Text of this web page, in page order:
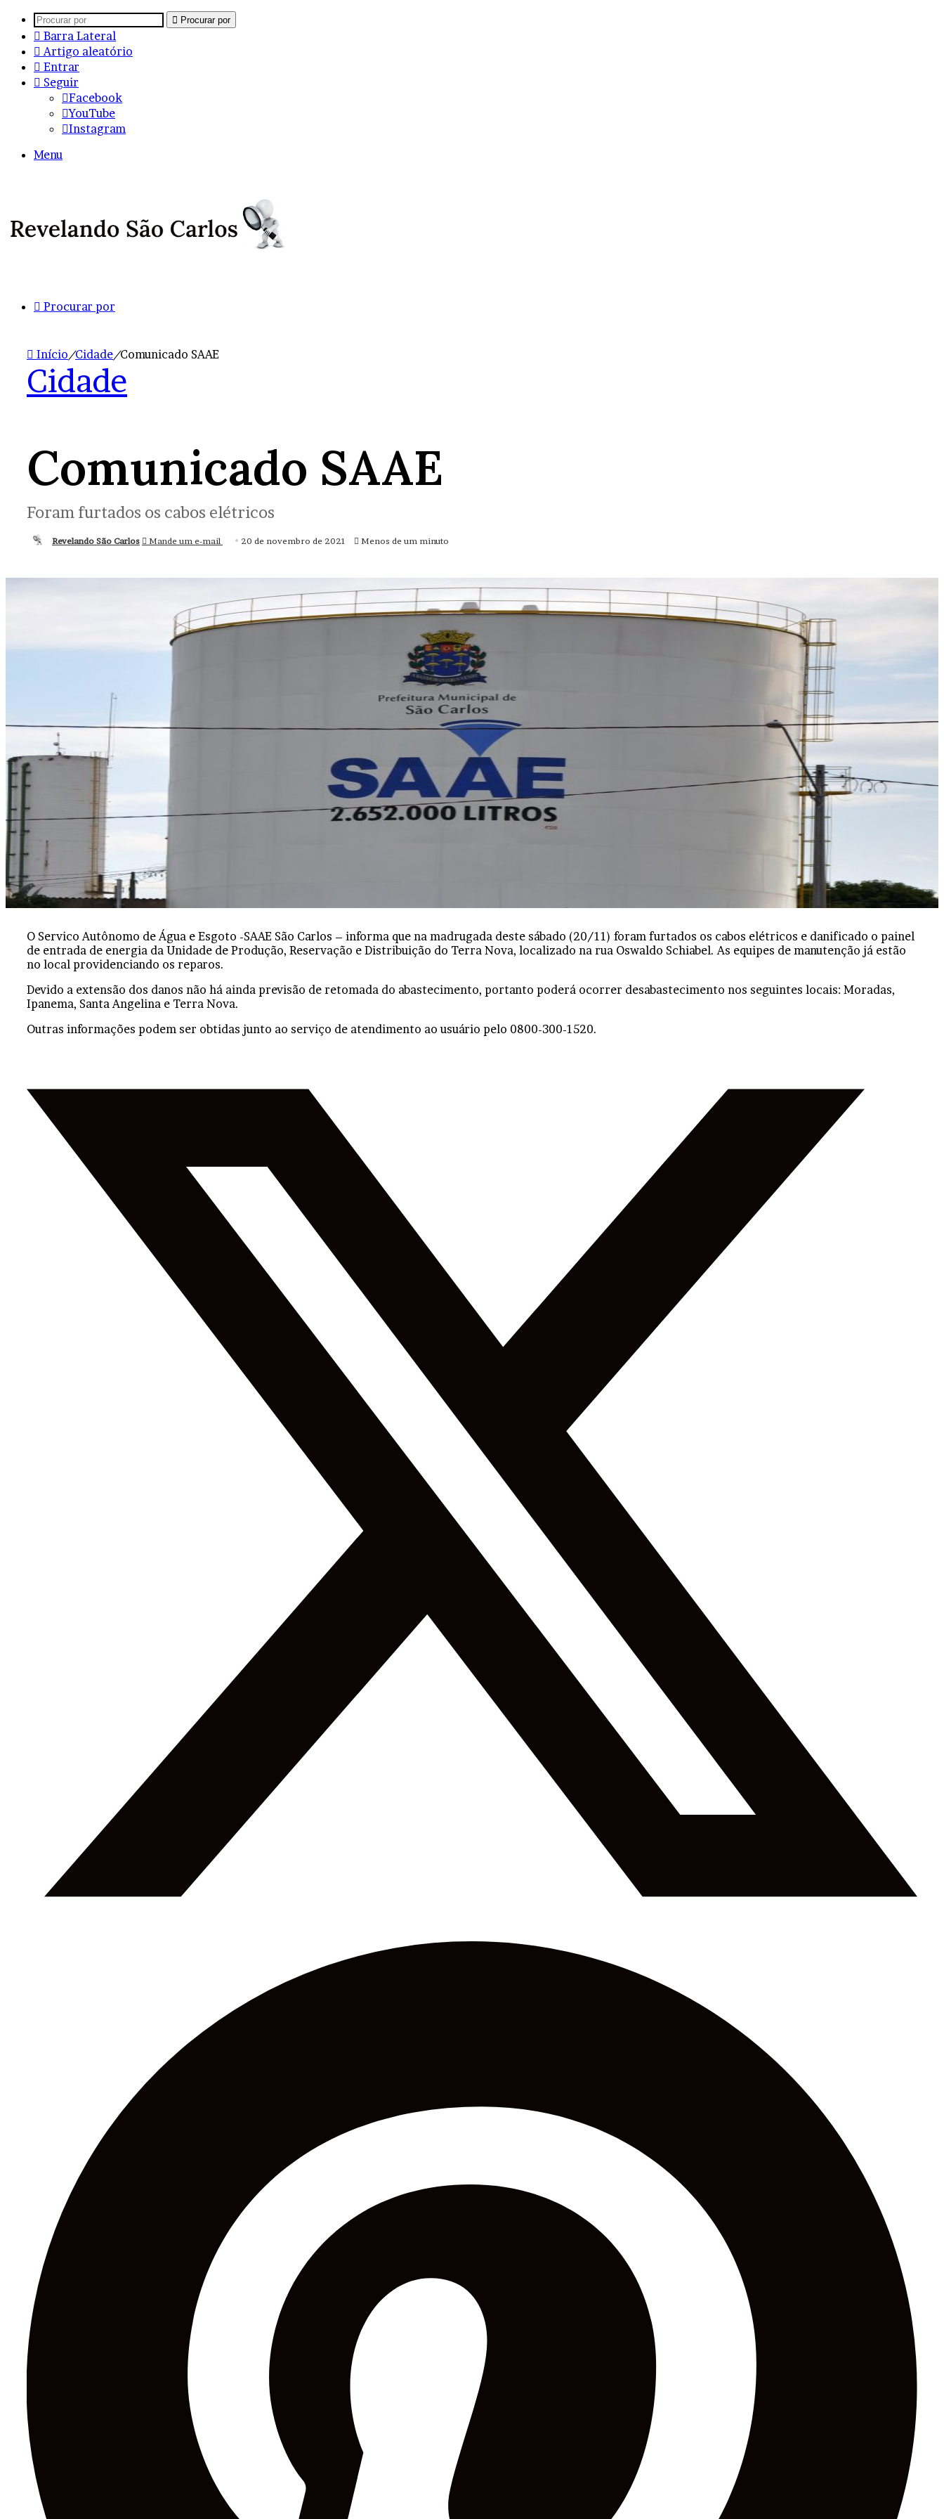
Procurar por
Barra Lateral
Artigo aleatório
Entrar
Seguir
Facebook
YouTube
Instagram
Menu
Procurar por
Início/Cidade/Comunicado SAAE
Cidade
Comunicado SAAE
Foram furtados os cabos elétricos
Revelando São Carlos Mande um e-mail 20 de novembro de 2021 Menos de um minuto
O Servico Autônomo de Água e Esgoto -SAAE São Carlos – informa que na madrugada deste sábado (20/11) foram furtados os cabos elétricos e danificado o painel
de entrada de energia da Unidade de Produção, Reservação e Distribuição do Terra Nova, localizado na rua Oswaldo Schiabel. As equipes de manutenção já estão
no local providenciando os reparos.
Devido a extensão dos danos não há ainda previsão de retomada do abastecimento, portanto poderá ocorrer desabastecimento nos seguintes locais: Moradas,
Ipanema, Santa Angelina e Terra Nova.
Outras informações podem ser obtidas junto ao serviço de atendimento ao usuário pelo 0800-300-1520.